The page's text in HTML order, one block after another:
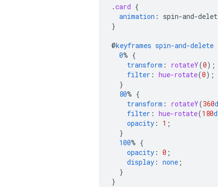
.card {
animation :
spin-and-
}
@keyframes spin-and-delete
0% {
transform : rotateY(0);
filter : hue-rotate(0);
}
80% {
transform : rotateY(360
filter : hue-rotate(180
opacity : 1 ;
}
100% {
opacity : 0 ;
display : none ;
}
}